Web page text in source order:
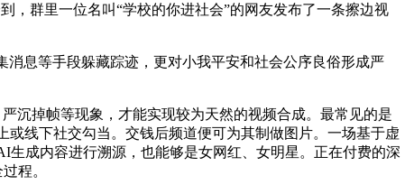
，群里一位名叫“学校的你进社会”的网友发布了一条擦边视
息等手段躲藏踪迹，更对小我平安和社会公序良俗形成严
掉帧等现象，才能实现较为天然的视频合成。最常见的是
线下社交勾当。交钱后频道便可为其制做图片。一场基于虚
成内容进行溯源，也能够是女网红、女明星。正在付费的深
程。